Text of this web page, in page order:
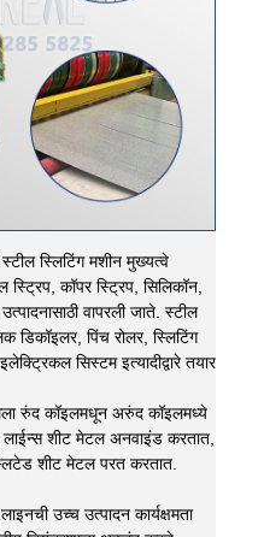
स्लिटिंग मशीन मुख्यत्वे
कॉपर स्ट्रिप, सिलिकॉन,
वापरली जाते. स्टील
डिकॉइलर, पिंच रोलर, स्लिटिंग
सिस्टम इत्यादीद्वारे तयार
रुंद कॉइलमधून अरुंद कॉइलमध्ये
लाईन्स शीट मेटल अनवाइंड करतात,
शीट मेटल परत करतात.
उच्च उत्पादन कार्यक्षमता